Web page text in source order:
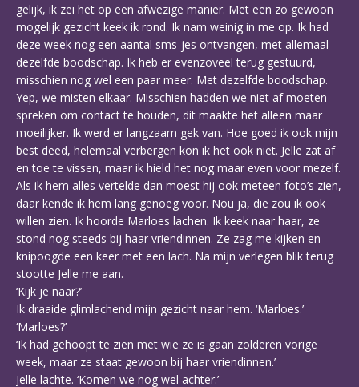
gelijk, ik zei het op een afwezige manier. Met een zo gewoon
mogelijk gezicht keek ik rond. Ik nam weinig in me op. Ik had
deze week nog een aantal sms-jes ontvangen, met allemaal
dezelfde boodschap. Ik heb er evenzoveel terug gestuurd,
misschien nog wel een paar meer. Met dezelfde boodschap.
Yep, we misten elkaar. Misschien hadden we niet af moeten
spreken om contact te houden, dit maakte het alleen maar
moeilijker. Ik werd er langzaam gek van. Hoe goed ik ook mijn
best deed, helemaal verbergen kon ik het ook niet. Jelle zat af
en toe te vissen, maar ik hield het nog maar even voor mezelf.
Als ik hem alles vertelde dan moest hij ook meteen foto’s zien,
daar kende ik hem lang genoeg voor. Nou ja, die zou ik ook
willen zien. Ik hoorde Marloes lachen. Ik keek naar haar, ze
stond nog steeds bij haar vriendinnen. Ze zag me kijken en
knipoogde een keer met een lach. Na mijn verlegen blik terug
stootte Jelle me aan.
‘Kijk je naar?’
Ik draaide glimlachend mijn gezicht naar hem. ‘Marloes.’
‘Marloes?’
‘Ik had gehoopt te zien met wie ze is gaan zolderen vorige
week, maar ze staat gewoon bij haar vriendinnen.’
Jelle lachte. ‘Komen we nog wel achter.’